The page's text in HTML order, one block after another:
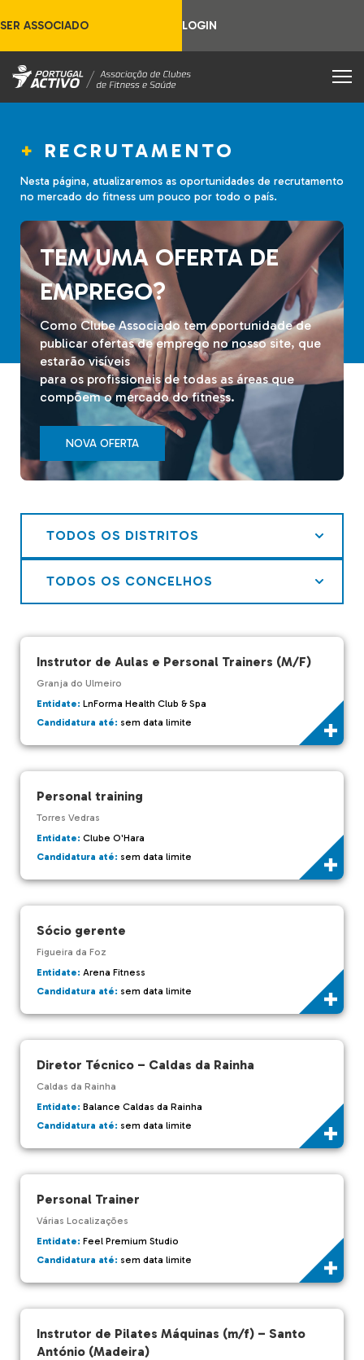
SER ASSOCIADO LOGIN
RECRUTAMENTO
Nesta página, atualizaremos as oportunidades de recrutamento
no mercado do fitness um pouco por todo o país.
TEM UMA OFERTA DE
EMPREGO?
Como Clube Associado tem oportunidade de
publicar ofertas de emprego no nosso site, que
estarão visíveis
para os profissionais de todas as áreas que
compõem o mercado do fitness.
NOVA OFERTA
TODOS OS DISTRITOS
TODOS OS CONCELHOS
Instrutor de Aulas e Personal Trainers (M/F)
Granja do Ulmeiro
Entidate: LnForma Health Club & Spa
Candidatura até: sem data limite
Personal training
Torres Vedras
Entidate: Clube O'Hara
Candidatura até: sem data limite
Sócio gerente
Figueira da Foz
Entidate: Arena Fitness
Candidatura até: sem data limite
Diretor Técnico – Caldas da Rainha
Caldas da Rainha
Entidate: Balance Caldas da Rainha
Candidatura até: sem data limite
Personal Trainer
Várias Localizações
Entidate: Feel Premium Studio
Candidatura até: sem data limite
Instrutor de Pilates Máquinas (m/f) – Santo
António (Madeira)